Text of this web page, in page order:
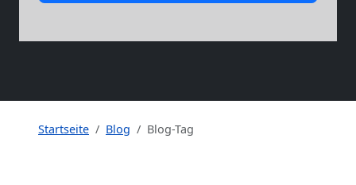
Startseite Blog Blog-Tag